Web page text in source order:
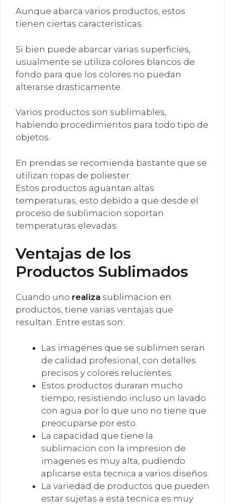
Aunque abarca varios productos, estos
tienen ciertas caracteristicas.
Si bien puede abarcar varias superficies,
usualmente se utiliza colores blancos de
fondo para que los colores no puedan
alterarse drasticamente.
Varios productos son sublimables,
habiendo procedimientos para todo tipo de
objetos.
En prendas se recomienda bastante que se
utilizan ropas de poliester.
Estos productos aguantan altas
temperaturas, esto debido a que desde el
proceso de sublimacion soportan
temperaturas elevadas.
Ventajas de los
Productos Sublimados
Cuando uno realiza sublimacion en
productos, tiene varias ventajas que
resultan. Entre estas son:
Las imagenes que se sublimen seran
de calidad profesional, con detalles
precisos y colores relucientes.
Estos productos duraran mucho
tiempo, resistiendo incluso un lavado
con agua por lo que uno no tiene que
preocuparse por esto.
La capacidad que tiene la
sublimacion con la impresion de
imagenes es muy alta, pudiendo
aplicarse esta tecnica a varios diseños.
La variedad de productos que pueden
estar sujetas a esta tecnica es muy